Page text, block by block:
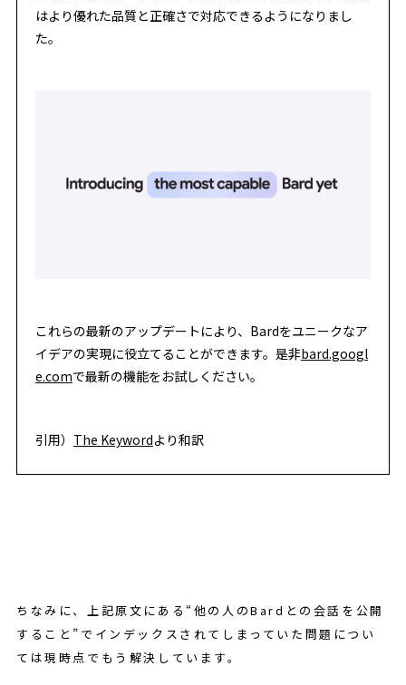
はより優れた品質と正確さで対応できるようになりまし
た。
これらの最新のアップデートにより、Bardをユニークなア
イデアの実現に役立てることができます。是非bard.googl
e.comで最新の機能をお試しください。
引用） The Keywordより和訳
ちなみに、上記原文にある“他の人のBardとの会話を公開
すること”でインデックスされてしまっていた問題につい
ては現時点でもう解決しています。